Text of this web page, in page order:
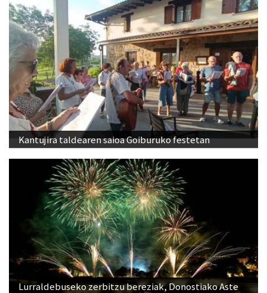
Kantujira taldearen saioa Goiburuko festetan
Lurraldebuseko zerbitzu bereziak, Donostiako Aste